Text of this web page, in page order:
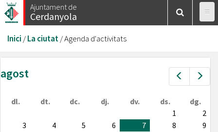
Vés
al
Ajuntament de
Cerdanyola
Esteu
aquí
Inici /La ciutat/Agenda d'activitats
Prev
agost
dl. dt. dc. dj. dv. ds.
dg.
1
2
3
4 5 6 7 8
9